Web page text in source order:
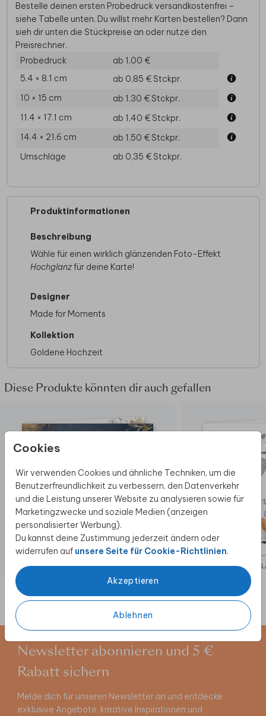
Cookies
Wir verwenden Cookies und ähnliche Techniken, um die
Benutzerfreundlichkeit zu verbessern, den Datenverkehr
und die Leistung unserer Website zu analysieren sowie für
Marketingzwecke und soziale Medien (anzeigen
personalisierter Werbung).
Du kannst deine Zustimmung jederzeit ändern oder
widerrufen auf unsere Seite für Cookie-Richtlinien.
Akzeptieren
Ablehnen
Bestelle deinen ersten Probedruck versandkostenfrei –
siehe Tabelle unten. Du willst mehr Karten bestellen? Dann
sieh dir unten die Stückpreise an oder nutze den
Preisrechner.
Probedruck
ab 1,00 €
5.4 × 8.1 cm
ab 0,85 €Stckpr.
10 × 15 cm
ab 1,30 €Stckpr.
11.4 × 17.1 cm
ab 1,40 €Stckpr.
14.4 × 21.6 cm
ab 1,50 €Stckpr.
Umschläge
ab 0,35 €Stckpr.
Produktinformationen
Beschreibung
Wähle für einen wirklich glänzenden Foto-Effekt
Hochglanzfür deine Karte!
Designer
Made for Moments
Kollektion
Goldene Hochzeit
Diese Produkte könnten dir auch gefallen
EINLADUNG
Newsletter abonnieren und 5 €
Rabatt sichern
Melde dich für unseren Newsletter an und entdecke
exklusive Angebote, kreative Inspirationen und